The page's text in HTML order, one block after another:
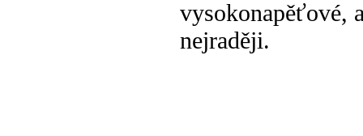
vysokonapěťové,
nejraději.